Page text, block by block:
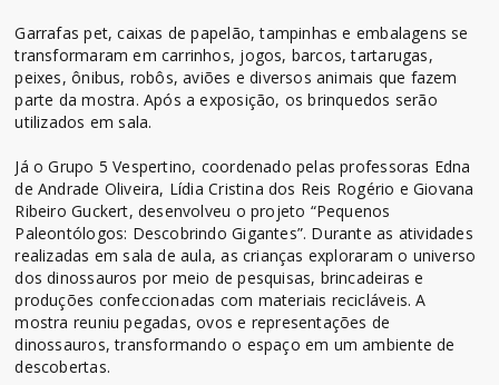
Garrafas pet, caixas de papelão, tampinhas e embalagens se
transformaram em carrinhos, jogos, barcos, tartarugas,
peixes, ônibus, robôs, aviões e diversos animais que fazem
parte da mostra. Após a exposição, os brinquedos serão
utilizados em sala.
Já o Grupo 5 Vespertino, coordenado pelas professoras Edna
de Andrade Oliveira, Lídia Cristina dos Reis Rogério e Giovana
Ribeiro Guckert, desenvolveu o projeto “Pequenos
Paleontólogos: Descobrindo Gigantes”. Durante as atividades
realizadas em sala de aula, as crianças exploraram o universo
dos dinossauros por meio de pesquisas, brincadeiras e
produções confeccionadas com materiais recicláveis. A
mostra reuniu pegadas, ovos e representações de
dinossauros, transformando o espaço em um ambiente de
descobertas.